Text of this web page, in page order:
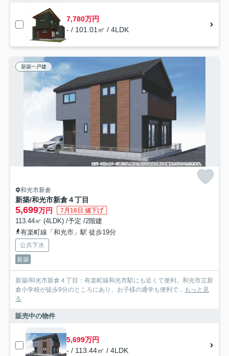
7,780万円
- / 101.01㎡ / 4LDK
新築一戸建
和光市新倉
新築/和光市新倉４丁目
5,699万円 7月16日 値下げ
113.44㎡ (4LDK) /予定 /2階建
有楽町線「和光市」駅 徒歩19分
公共下水
新築
新築/和光市新倉４丁目：有楽町線和光市駅にも近くて便利。和光市立新
倉小学校が徒歩9分のところにあり、お子様の通学も便利で... もっと見
る
販売中の物件
5,699万円
- / 113.44㎡ / 4LDK